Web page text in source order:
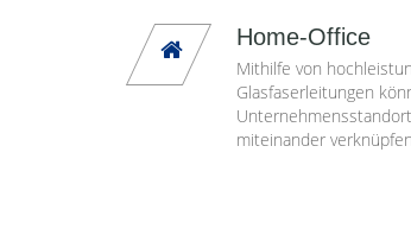
Home-Office
Mithilfe von
Glasfaserleitungen
miteinander